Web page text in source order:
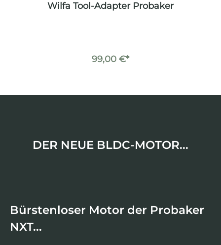
Wilfa Tool-Adapter Probaker
99,00 €*
DER NEUE BLDC-MOTOR...
Bürstenloser Motor der Probaker
NXT...